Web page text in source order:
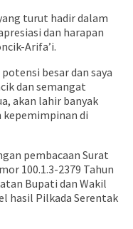
turut hadir dalam
dan harapan
Arifa’i.
besar dan saya
dan semangat
akan lahir banyak
kepemimpinan di
pembacaan Surat
100.1.3-2379 Tahun
Bupati dan Wakil
hasil Pilkada Serentak